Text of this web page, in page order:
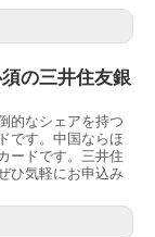
の三井住友銀
的なシェアを持つ
です。中国ならほ
ードです。三井住
ひ気軽にお申込み